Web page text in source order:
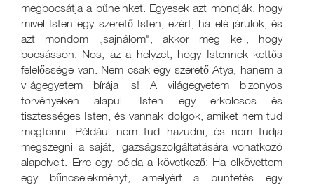
megbocsátja a bűneinket. Egyesek azt mondják, hogy
mivel Isten egy szerető Isten, ezért, ha elé járulok, és
azt mondom „sajnálom", akkor meg kell, hogy
bocsásson. Nos, az a helyzet, hogy Istennek kettős
felelőssége van. Nem csak egy szerető Atya, hanem a
világegyetem bírája is! A világegyetem bizonyos
törvényeken alapul. Isten egy erkölcsös és
tisztességes Isten, és vannak dolgok, amiket nem tud
megtenni. Például nem tud hazudni, és nem tudja
megszegni a saját, igazságszolgáltatására vonatkozó
alapelveit. Erre egy példa a következő: Ha elkövettem
egy bűncselekményt, amelyért a büntetés egy